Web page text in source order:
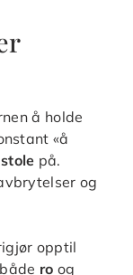
å holde
«å
stole på.
og
opptil
ro og